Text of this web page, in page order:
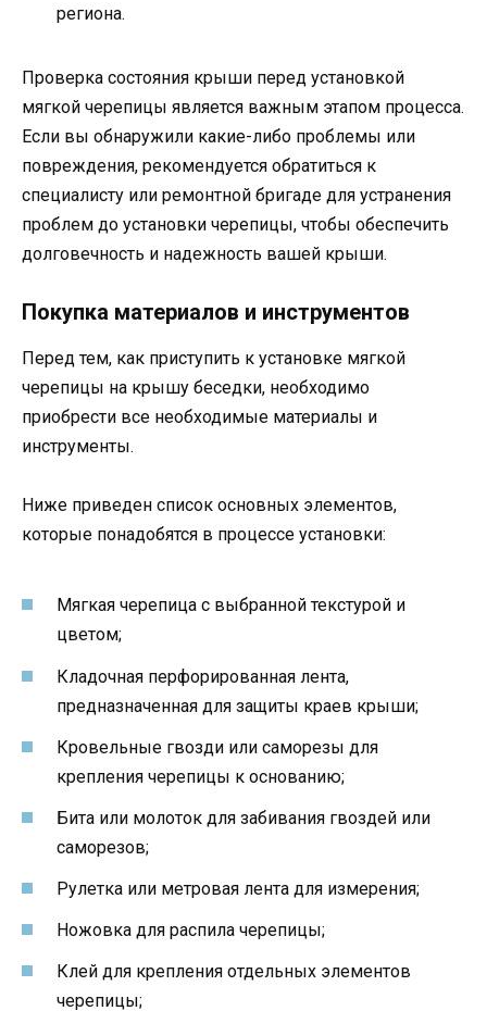
региона.
Проверка состояния крыши перед установкой
мягкой черепицы является важным этапом процесса.
Если вы обнаружили какие-либо проблемы или
повреждения, рекомендуется обратиться к
специалисту или ремонтной бригаде для устранения
проблем до установки черепицы, чтобы обеспечить
долговечность и надежность вашей крыши.
Покупка материалов и инструментов
Перед тем, как приступить к установке мягкой
черепицы на крышу беседки, необходимо
приобрести все необходимые материалы и
инструменты.
Ниже приведен список основных элементов,
которые понадобятся в процессе установки:
Мягкая черепица с выбранной текстурой и
цветом;
Кладочная перфорированная лента,
предназначенная для защиты краев крыши;
Кровельные гвозди или саморезы для
крепления черепицы к основанию;
Бита или молоток для забивания гвоздей или
саморезов;
Рулетка или метровая лента для измерения;
Ножовка для распила черепицы;
Клей для крепления отдельных элементов
черепицы;